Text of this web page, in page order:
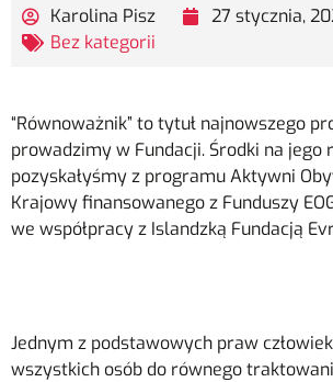
Karolina Pisz
27 stycznia,
Bez kategorii
“Równoważnik” to tytuł najnowszego
prowadzimy w Fundacji. Środki na jego
pozyskałyśmy z programu Aktywni
Krajowy finansowanego z Funduszy
we współpracy z Islandzką Fundacją
Jednym z podstawowych praw
wszystkich osób do równego